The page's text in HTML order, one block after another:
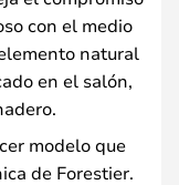
con el medio
natural
en el salón,
modelo que
de Forestier.